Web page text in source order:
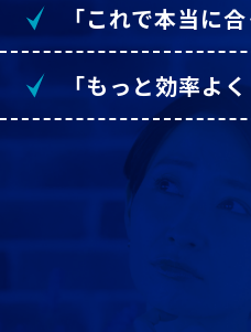
「これで本当に
「もっと効率よ